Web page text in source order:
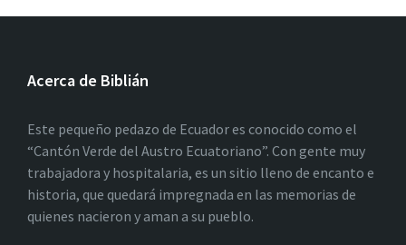
Acerca de Biblián
Este pequeño pedazo de Ecuador es conocido como el
“Cantón Verde del Austro Ecuatoriano”. Con gente muy
trabajadora y hospitalaria, es un sitio lleno de encanto e
historia, que quedará impregnada en las memorias de
quienes nacieron y aman a su pueblo.